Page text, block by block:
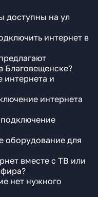
доступны на ул
интернет в
интернета и
интернета
оборудование для
вместе с ТВ или
нет нужного